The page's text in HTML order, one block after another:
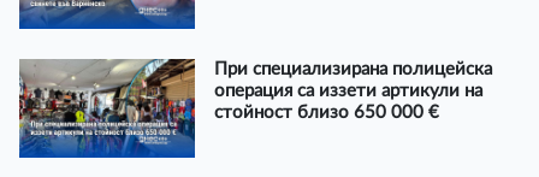
При специализирана полицейска
операция са иззети артикули на
стойност близо 650 000 €